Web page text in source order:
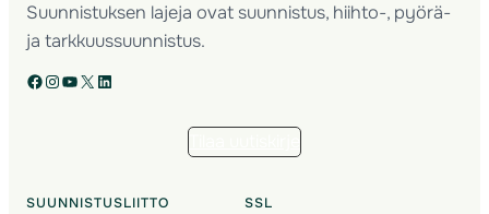
Suunnistuksen lajeja ovat suunnistus, hiihto-, pyörä-
ja tarkkuussuunnistus.
Facebook Instagram YouTube X LinkedIn
SUUNNISTUSLIITTO SSL